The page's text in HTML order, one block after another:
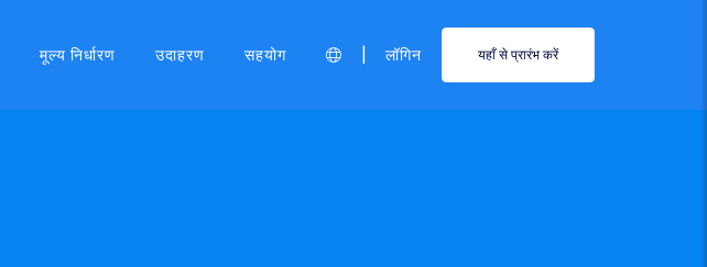
मूल्य निर्धारण उदाहरण सहयोग लॉगिन यहाँ से प्रारंभ करें